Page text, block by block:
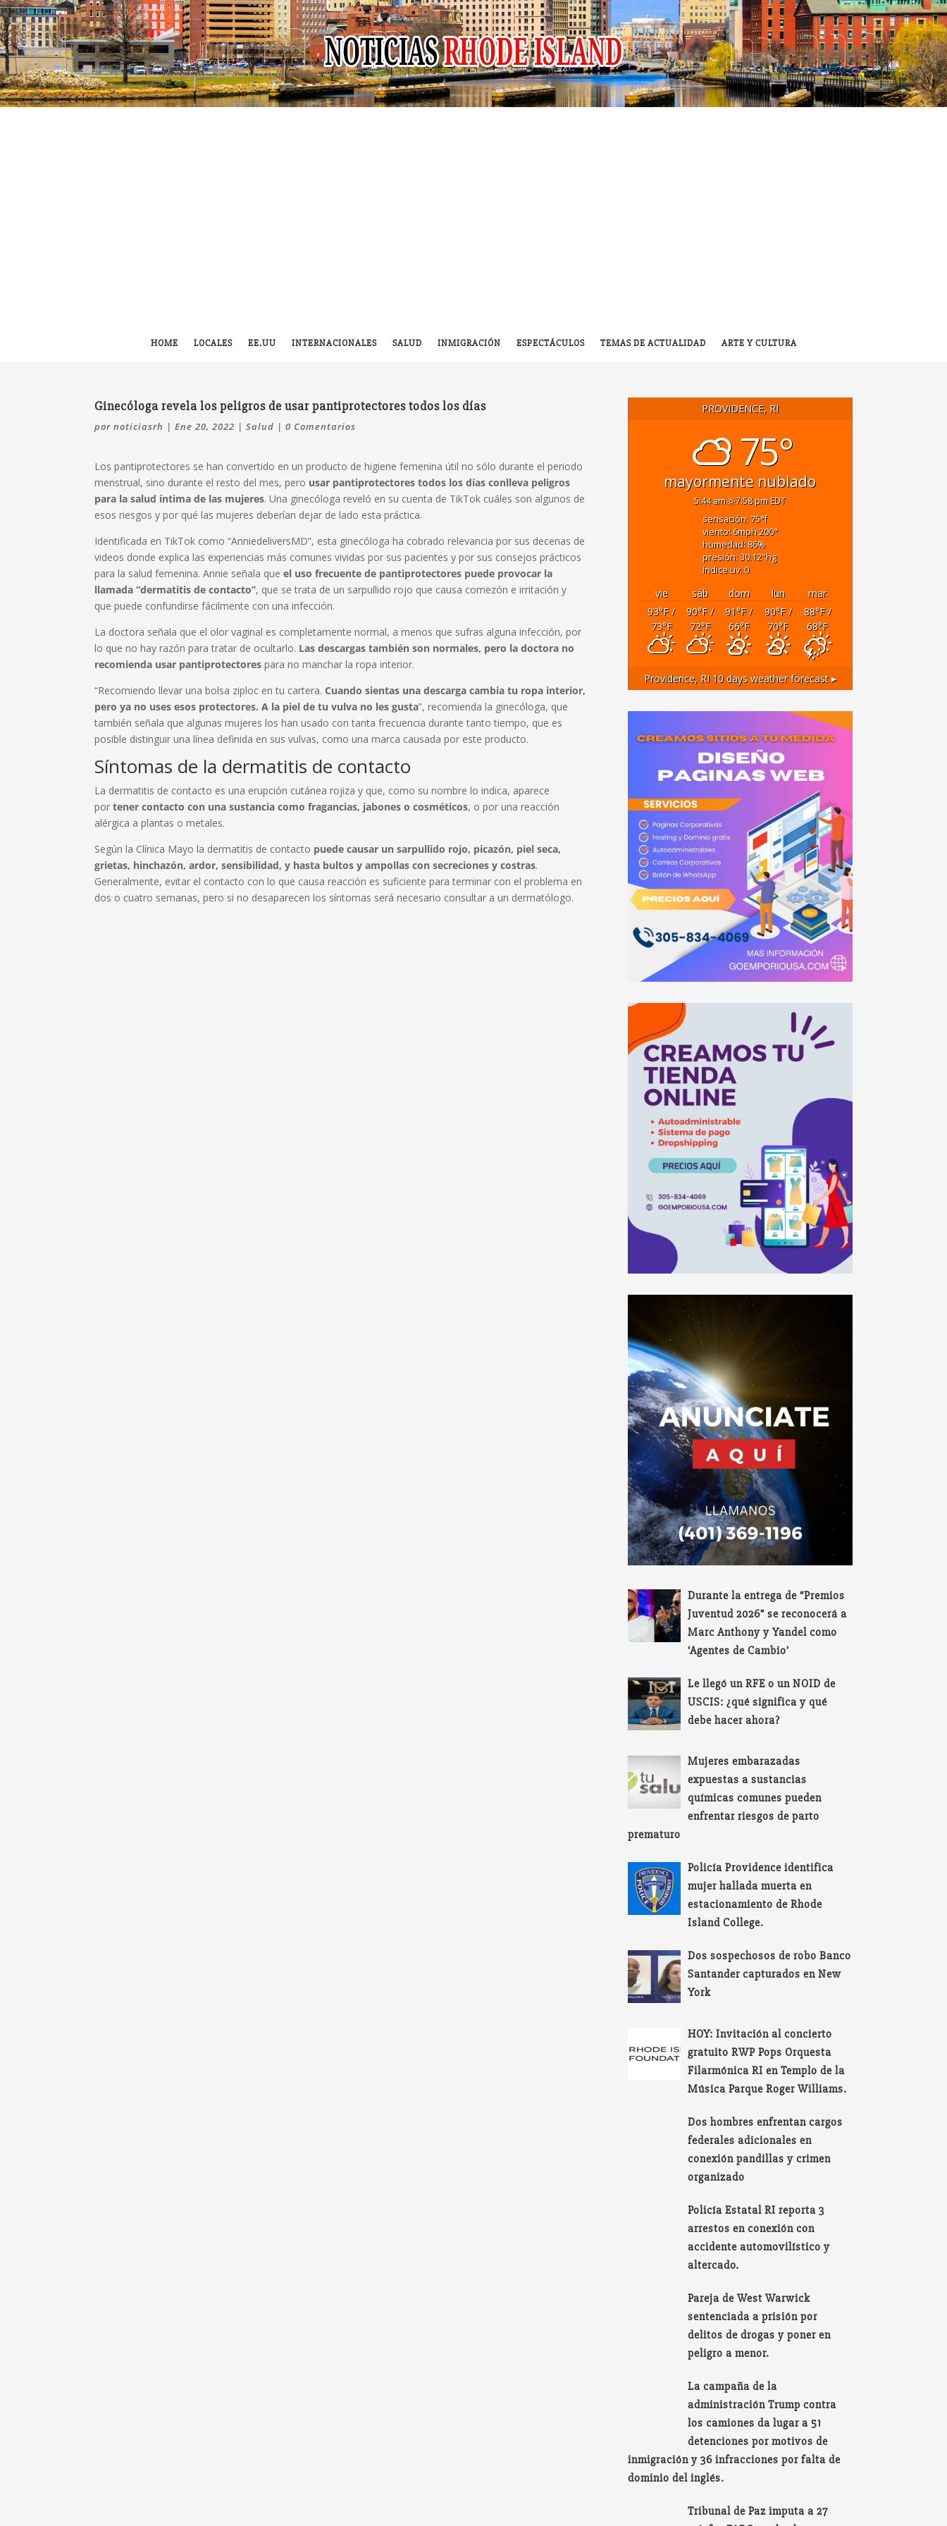
HOME LOCALES EE.UU INTERNACIONALES SALUD INMIGRACIÓN ESPECTÁCULOS TEMAS DE ACTUALIDAD ARTE Y CULTURA
Ginecóloga revela los peligros de usar pantiprotectores todos los días
pornoticiasrh |Ene 20, 2022 |Salud |0 Comentarios
Los pantiprotectores se han convertido en un producto de higiene femenina útil no sólo durante el periodo
menstrual, sino durante el resto del mes, pero usar pantiprotectores todos los días conlleva peligros
para la salud íntima de las mujeres. Una ginecóloga reveló en su cuenta de TikTok cuáles son algunos de
esos riesgos y por qué las mujeres deberían dejar de lado esta práctica.
Identificada en TikTok como “AnniedeliversMD”, esta ginecóloga ha cobrado relevancia por sus decenas de
videos donde explica las experiencias más comunes vividas por sus pacientes y por sus consejos prácticos
para la salud femenina. Annie señala queel uso frecuente de pantiprotectores puede provocar la
llamada “dermatitis de contacto”, que se trata de un sarpullido rojo que causa comezón e irritación y
que puede confundirse fácilmente con una infección.
La doctora señala que el olor vaginal es completamente normal, a menos que sufras alguna infección, por
lo que no hay razón para tratar de ocultarlo. Las descargas también son normales, pero la doctora no
recomienda usar pantiprotectorespara no manchar la ropa interior.
“Recomiendo llevar una bolsa ziploc en tu cartera. Cuando sientas una descarga cambia tu ropa interior,
pero ya no uses esos protectores. A la piel de tu vulva no les gusta”, recomienda la ginecóloga, que
también señala que algunas mujeres los han usado con tanta frecuencia durante tanto tiempo, que es
posible distinguir una línea definida en sus vulvas, como una marca causada por este producto.
Síntomas de la dermatitis de contacto
La dermatitis de contacto es una erupción cutánea rojiza y que, como su nombre lo indica, aparece
portener contacto con una sustancia como fragancias, jabones o cosméticos, o por una reacción
alérgica a plantas o metales.
Según la Clínica Mayo la dermatitis de contacto puede causar un sarpullido rojo, picazón, piel seca,
grietas, hinchazón, ardor, sensibilidad, y hasta bultos y ampollas con secreciones y costras.
Generalmente, evitar el contacto con lo que causa reacción es suficiente para terminar con el problema en
dos o cuatro semanas, pero si no desaparecen los síntomas será necesario consultar a un dermatólogo.
PROVIDENCE, RI
75°
mayormente nublado
5:44 am 7:58 pm EDT
sensación: 75°f
viento: 6mph200°
humedad: 86%
presión: 30.12"hg
índice uv: 0
vie sáb dom lun
mar
93°F/
73°F
90°F/
72°F
91°F/
66°F
90°F/
70°F
88°F/
68°F
Providence, RI10 days weather forecast ▸
Durante la entrega de “Premios
Juventud 2026” se reconocerá a
Marc Anthony y Yandel como
‘Agentes de Cambio’
Le llegó un RFE o un NOID de
USCIS: ¿qué significa y qué
debe hacer ahora?
Mujeres embarazadas
expuestas a sustancias
químicas comunes pueden
enfrentar riesgos de parto
prematuro
Policía Providence identifica
mujer hallada muerta en
estacionamiento de Rhode
Island College.
Dos sospechosos de robo Banco
Santander capturados en New
York
HOY: Invitación al concierto
gratuito RWP Pops Orquesta
Filarmónica RI en Templo de la
Música Parque Roger Williams.
Dos hombres enfrentan cargos
federales adicionales en
conexión pandillas y crimen
organizado
Policía Estatal RI reporta 3
arrestos en conexión con
accidente automovilístico y
altercado.
Pareja de West Warwick
sentenciada a prisión por
delitos de drogas y poner en
peligro a menor.
La campaña de la
administración Trump contra
los camiones da lugar a 51
detenciones por motivos de
inmigración y 36 infracciones por falta de
dominio del inglés.
Tribunal de Paz imputa a 27